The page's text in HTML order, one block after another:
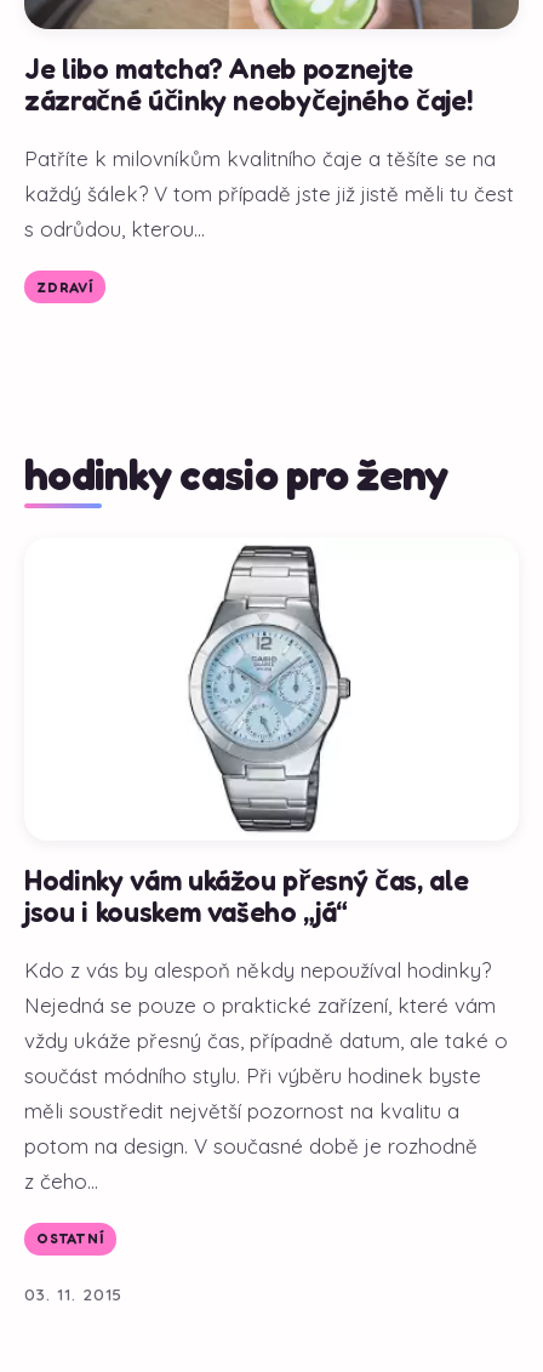
Je libo matcha? Aneb poznejte
zázračné účinky neobyčejného čaje!
Patříte k milovníkům kvalitního čaje a těšíte se na
každý šálek? V tom případě jste již jistě měli tu čest
s odrůdou, kterou...
ZDRAVÍ
hodinky casio pro ženy
Hodinky vám ukážou přesný čas, ale
jsou i kouskem vašeho „já“
Kdo z vás by alespoň někdy nepoužíval hodinky?
Nejedná se pouze o praktické zařízení, které vám
vždy ukáže přesný čas, případně datum, ale také o
součást módního stylu. Při výběru hodinek byste
měli soustředit největší pozornost na kvalitu a
potom na design. V současné době je rozhodně
z čeho...
OSTATNÍ
03. 11. 2015